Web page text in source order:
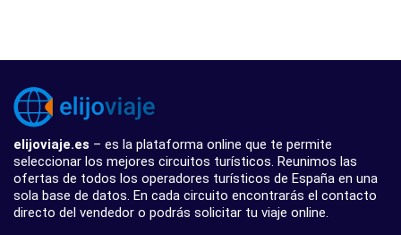
elijoviaje.es – es la plataforma online que te permite
seleccionar los mejores circuitos turísticos. Reunimos las
ofertas de todos los operadores turísticos de España en una
sola base de datos. En cada circuito encontrarás el contacto
directo del vendedor o podrás solicitar tu viaje online.